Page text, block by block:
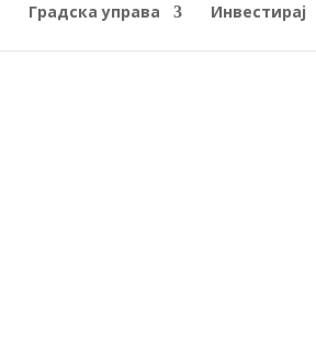
Градска управа Инвестирај